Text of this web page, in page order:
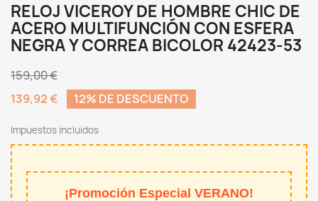
RELOJ VICEROY DE HOMBRE CHIC DE
ACERO MULTIFUNCIÓN CON ESFERA
NEGRA Y CORREA BICOLOR 42423-53
159,00 €
139,92 €
12% DE DESCUENTO
Impuestos incluidos
¡Promoción Especial VERANO!